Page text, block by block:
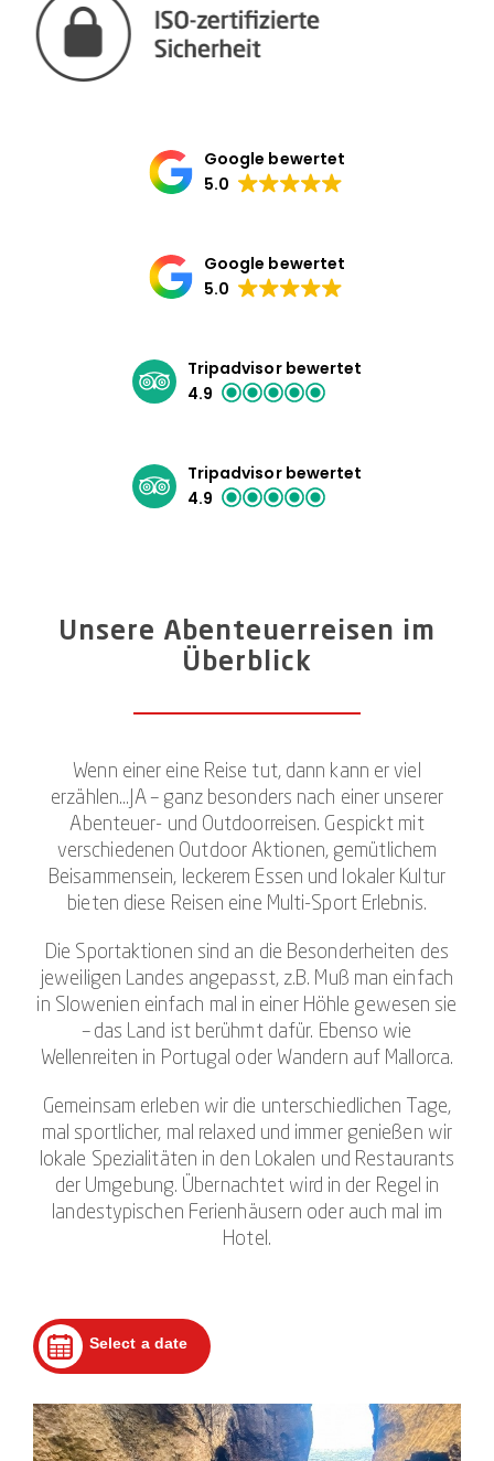
Google bewertet
5.0
Google bewertet
5.0
Tripadvisor bewertet
4.9
Tripadvisor bewertet
4.9
Unsere Abenteuerreisen im
Überblick
Wenn einer eine Reise tut, dann kann er viel
erzählen…JA – ganz besonders nach einer unserer
Abenteuer- und Outdoorreisen. Gespickt mit
verschiedenen Outdoor Aktionen, gemütlichem
Beisammensein, leckerem Essen und lokaler Kultur
bieten diese Reisen eine Multi-Sport Erlebnis.
Die Sportaktionen sind an die Besonderheiten des
jeweiligen Landes angepasst, z.B. Muß man einfach
in Slowenien einfach mal in einer Höhle gewesen sie
– das Land ist berühmt dafür. Ebenso wie
Wellenreiten in Portugal oder Wandern auf Mallorca.
Gemeinsam erleben wir die unterschiedlichen Tage,
mal sportlicher, mal relaxed und immer genießen wir
lokale Spezialitäten in den Lokalen und Restaurants
der Umgebung. Übernachtet wird in der Regel in
landestypischen Ferienhäusern oder auch mal im
Hotel.
Select a date